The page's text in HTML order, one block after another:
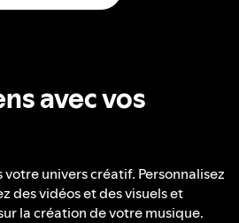
avec vos
univers créatif. Personnalisez
des vidéos et des visuels et
la création de votre musique.